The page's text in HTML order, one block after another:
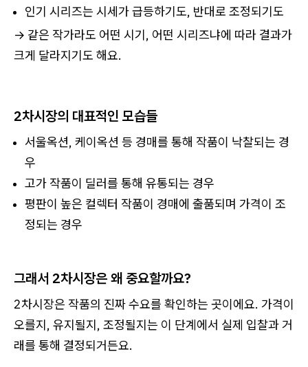
인기 시리즈는 시세가 급등하기도, 반대로 조정되기도
→ 같은 작가라도 어떤 시기, 어떤 시리즈냐에 따라 결과가
크게 달라지기도 해요.
2차시장의 대표적인 모습들
서울옥션, 케이옥션 등 경매를 통해 작품이 낙찰되는 경
우
고가 작품이 딜러를 통해 유통되는 경우
평판이 높은 컬렉터 작품이 경매에 출품되며 가격이 조
정되는 경우
그래서 2차시장은 왜 중요할까요?
2차시장은 작품의 진짜 수요를 확인하는 곳이에요. 가격이
오를지, 유지될지, 조정될지는 이 단계에서 실제 입찰과 거
래를 통해 결정되거든요.